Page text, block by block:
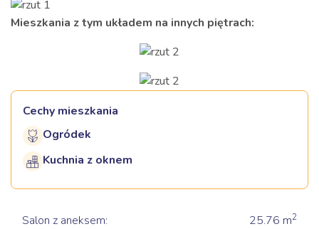
Mieszkania z tym układem na innych piętrach:
Cechy mieszkania
Ogródek
Kuchnia z oknem
Salon z aneksem: 25.76 m2